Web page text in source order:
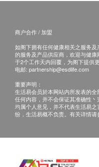
紅血球平均體積
血红蛋白
平均红细胞血红蛋白
平均血小板体积
报告
医生讲解报告
网购health.ESDlife
查询，须向提供服
商户合作 / 加盟
如阁下拥有任何健康相关之服务
的服务及产品供应商，欢迎与健
于2个工作天内回覆，为阁下提供
电邮: partnership@esdlife.com
重要声明：
生活易会员於本网站内所发表的
任何内容，并不会保证其准确性
均属个人意见，并不代表生活易
纷，生活易概不负责。有关详情请